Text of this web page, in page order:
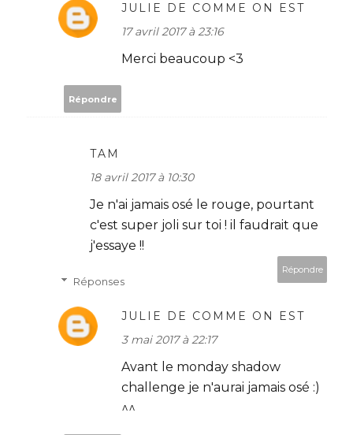
JULIE DE COMME ON EST
17 avril 2017 à 23:16
Merci beaucoup <3
Répondre
TAM
18 avril 2017 à 10:30
Je n'ai jamais osé le rouge, pourtant
c'est super joli sur toi ! il faudrait que
j'essaye !!
Répondre
Réponses
JULIE DE COMME ON EST
3 mai 2017 à 22:17
Avant le monday shadow
challenge je n'aurai jamais osé :)
^^